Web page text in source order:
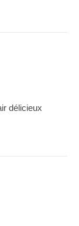
délicieux